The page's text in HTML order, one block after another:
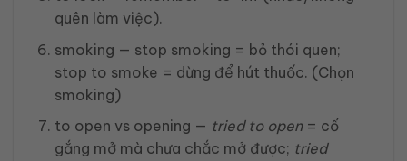
quên làm việc).
smoking — stop smoking = bỏ thói quen;
stop to smoke = dừng để hút thuốc. (Chọn
smoking)
to open vs opening — tried to open= cố
gắng mở mà chưa chắc mở được; tried